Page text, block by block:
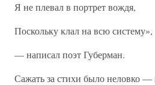
Я не плевал в портрет вождя,
Поскольку клал на всю систему»,
— написал поэт Губерман.
Сажать за стихи было неловко —